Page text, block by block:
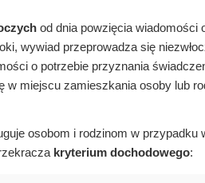
od dnia powzięcia wiadomości
wywiad przeprowadza się
o potrzebie przyznania
miejscu zamieszkania osoby lub
osobom i rodzinom w przypadku
kryterium dochodowego: